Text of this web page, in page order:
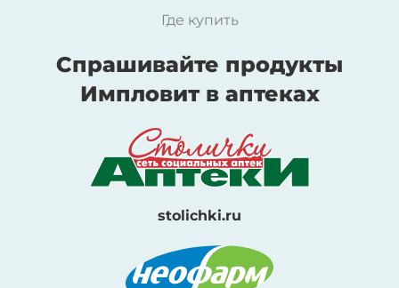
Где купить
Спрашивайте продукты
Импловит в аптеках
stolichki.ru